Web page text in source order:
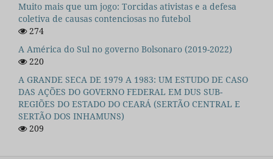
Muito mais que um jogo: Torcidas ativistas e a defesa
coletiva de causas contenciosas no futebol
274
A América do Sul no governo Bolsonaro (2019-2022)
220
A GRANDE SECA DE 1979 A 1983: UM ESTUDO DE CASO
DAS AÇÕES DO GOVERNO FEDERAL EM DUS SUB-
REGIÕES DO ESTADO DO CEARÁ (SERTÃO CENTRAL E
SERTÃO DOS INHAMUNS)
209